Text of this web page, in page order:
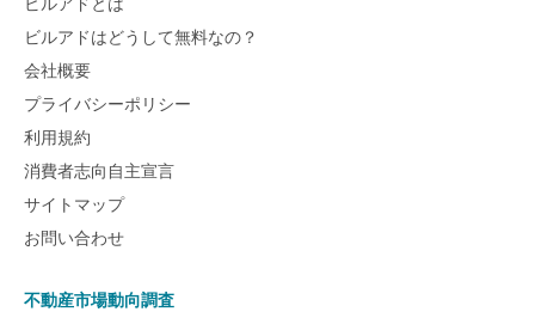
ビルアドはどうして無料なの？
会社概要
プライバシーポリシー
利用規約
消費者志向自主宣言
サイトマップ
お問い合わせ
不動産市場動向調査